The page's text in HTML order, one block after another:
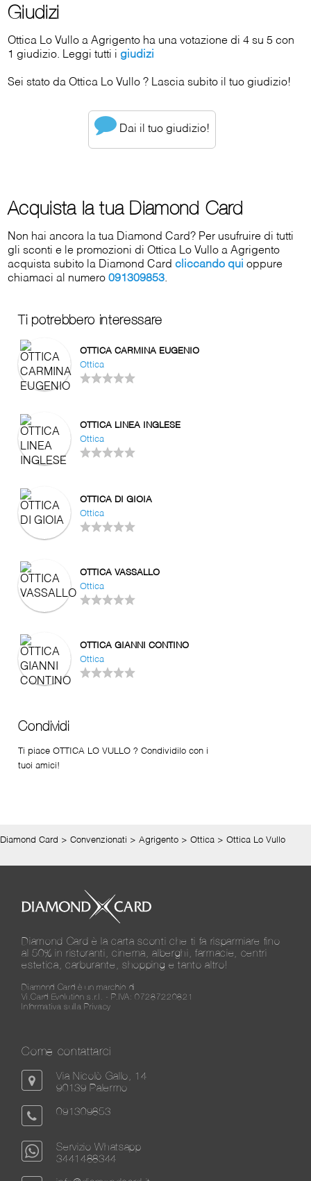
Giudizi
Ottica Lo Vullo a Agrigento ha una votazione di 4 su 5 con
1 giudizio. Leggi tutti i giudizi
Sei stato da Ottica Lo Vullo ? Lascia subito il tuo giudizio!
Dai il tuo giudizio!
Acquista la tua Diamond Card
Non hai ancora la tua Diamond Card? Per usufruire di tutti
gli sconti e le promozioni di Ottica Lo Vullo a Agrigento
acquista subito la Diamond Cardcliccando qui oppure
chiamaci al numero091309853.
Ti potrebbero interessare
OTTICA CARMINA EUGENIO
Ottica
OTTICA LINEA INGLESE
Ottica
OTTICA DI GIOIA
Ottica
OTTICA VASSALLO
Ottica
OTTICA GIANNI CONTINO
Ottica
Condividi
Ti piace OTTICA LO VULLO ? Condividilo con i
tuoi amici!
Diamond Card > Convenzionati > Agrigento > Ottica > Ottica Lo Vullo
Diamond Card è la carta sconti che ti fa risparmiare fino
al 50% in ristoranti, cinema, alberghi, farmacie, centri
estetica, carburante, shopping e tanto altro!
Diamond Card è un marchio di
Vi.Card Evolution s.r.l. - P.IVA: 07287220821
Informativa sulla Privacy
Come contattarci
Via Nicolò Gallo, 14
90139 Palermo
091309853
Servizio Whatsapp
3441488344